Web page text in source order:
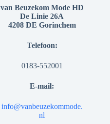
van Beuzekom Mode HD
De Linie 26A
4208 DE Gorinchem
Telefoon:
0183-552001
E-mail:
info@vanbeuzekommode.
nl